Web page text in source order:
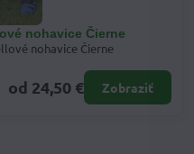
nohavice Čierne
nohavice Čierne
od 24,50 € Zobraziť